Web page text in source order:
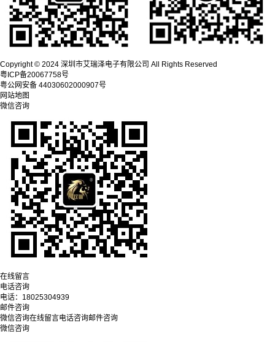
Copyright © 2024 深圳市艾瑞泽电子有限公司 All Rights Reserved
粤ICP备20067758号
粤公网安备 44030602000907号
网站地图
微信咨询
在线留言
电话咨询
电话： 18025304939
邮件咨询
微信咨询在线留言电话咨询邮件咨询
微信咨询